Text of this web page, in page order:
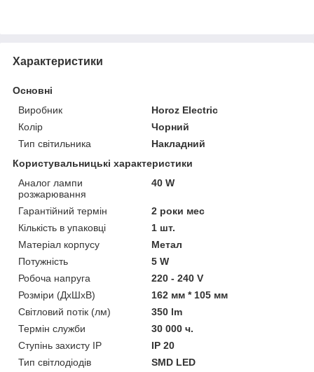
Характеристики
Основні
Виробник
Horoz Electric
Колір
Чорний
Тип світильника
Накладний
Користувальницькі характеристики
Аналог лампи
розжарювання
40 W
Гарантійний термін
2 роки мес
Кількість в упаковці
1 шт.
Матеріал корпусу
Метал
Потужність
5 W
Робоча напруга
220 - 240 V
Розміри (ДхШхВ)
162 мм * 105 мм
Світловий потік (лм)
350 lm
Термін служби
30 000 ч.
Ступінь захисту IP
IP 20
Тип світлодіодів
SMD LED